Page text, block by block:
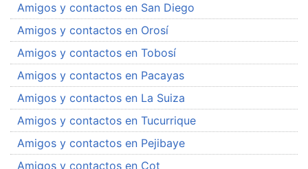
Amigos y contactos en San Diego
Amigos y contactos en Orosí
Amigos y contactos en Tobosí
Amigos y contactos en Pacayas
Amigos y contactos en La Suiza
Amigos y contactos en Tucurrique
Amigos y contactos en Pejibaye
Amigos y contactos en Cot